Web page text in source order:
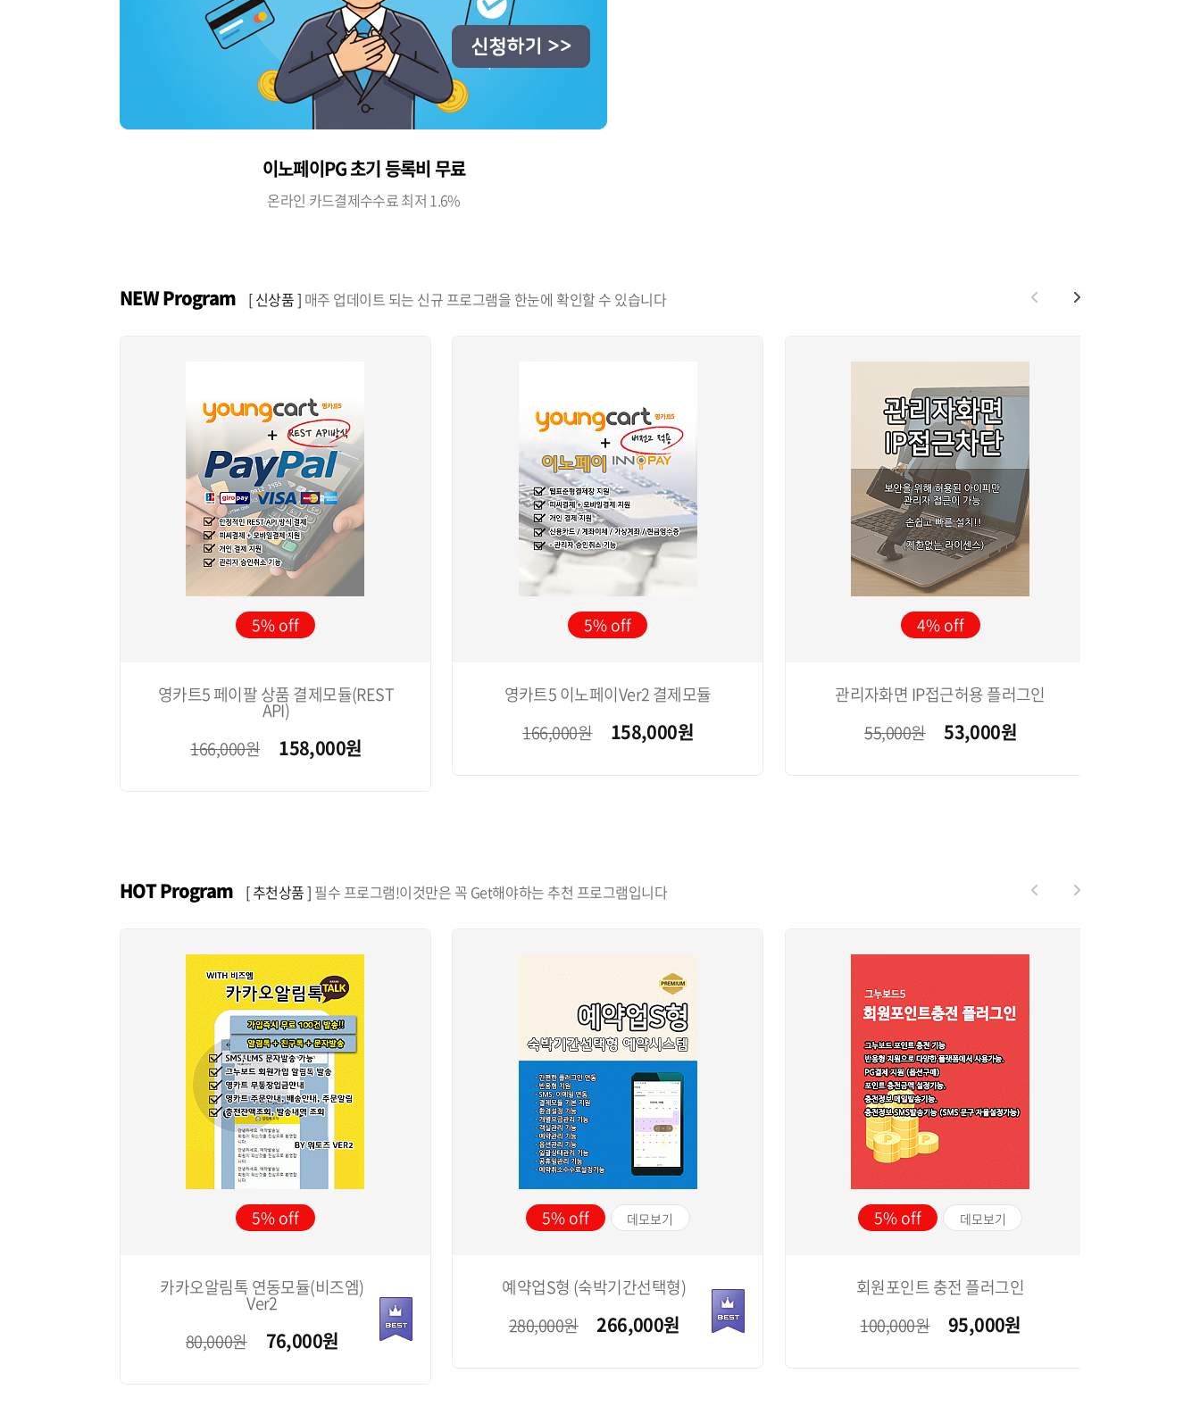
이노페이PG 초기 등록비 무료
온라인 카드결제수수료 최저 1.6%
NEW Program [ 신상품 ] 매주 업데이트 되는 신규 프로그램을 한눈에 확인할 수 있습니다
5%
영카트5 페이팔 상품 결제모듈(REST
API)
166,000원
158,000원
5%
영카트5 이노페이Ver2 결제모듈
166,000원
158,000원
4%
관리자화면 IP접근허용 플러그인
55,000원
53,000원
HOT Program [ 추천상품 ] 필수 프로그램!이것만은 꼭 Get해야하는 추천 프로그램입니다
5%
카카오알림톡 연동모듈(비즈엠)
Ver2
80,000원
76,000원
5% 데모보기
예약업S형 (숙박기간선택형)
280,000원
266,000원
5% 데모보기
회원포인트 충전 플러그인
100,000원
95,000원